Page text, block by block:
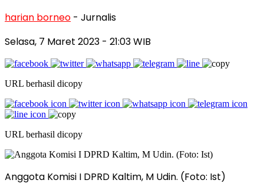
harian borneo - Jurnalis
Selasa, 7 Maret 2023 - 21:03 WIB
URL berhasil dicopy
URL berhasil dicopy
Anggota Komisi I DPRD Kaltim, M Udin. (Foto: Ist)